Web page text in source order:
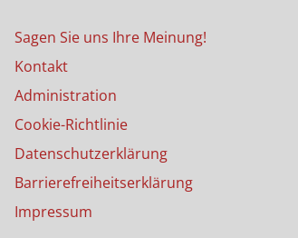
Sagen Sie uns Ihre Meinung!
Kontakt
Administration
Cookie-Richtlinie
Datenschutzerklärung
Barrierefreiheitserklärung
Impressum